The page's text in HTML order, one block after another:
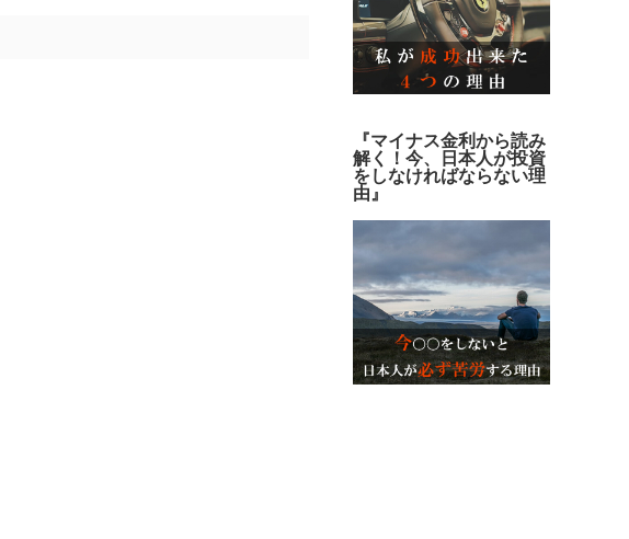
『マイナス金利から読み
解く！今、日本人が投資
をしなければならない理
由』